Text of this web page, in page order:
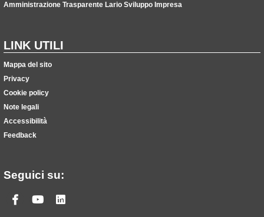
Amministrazione Trasparente Lario Sviluppo Impresa
LINK UTILI
Mappa del sito
Privacy
Cookie policy
Note legali
Accessibilità
Feedback
Seguici su:
Facebook
Youtube